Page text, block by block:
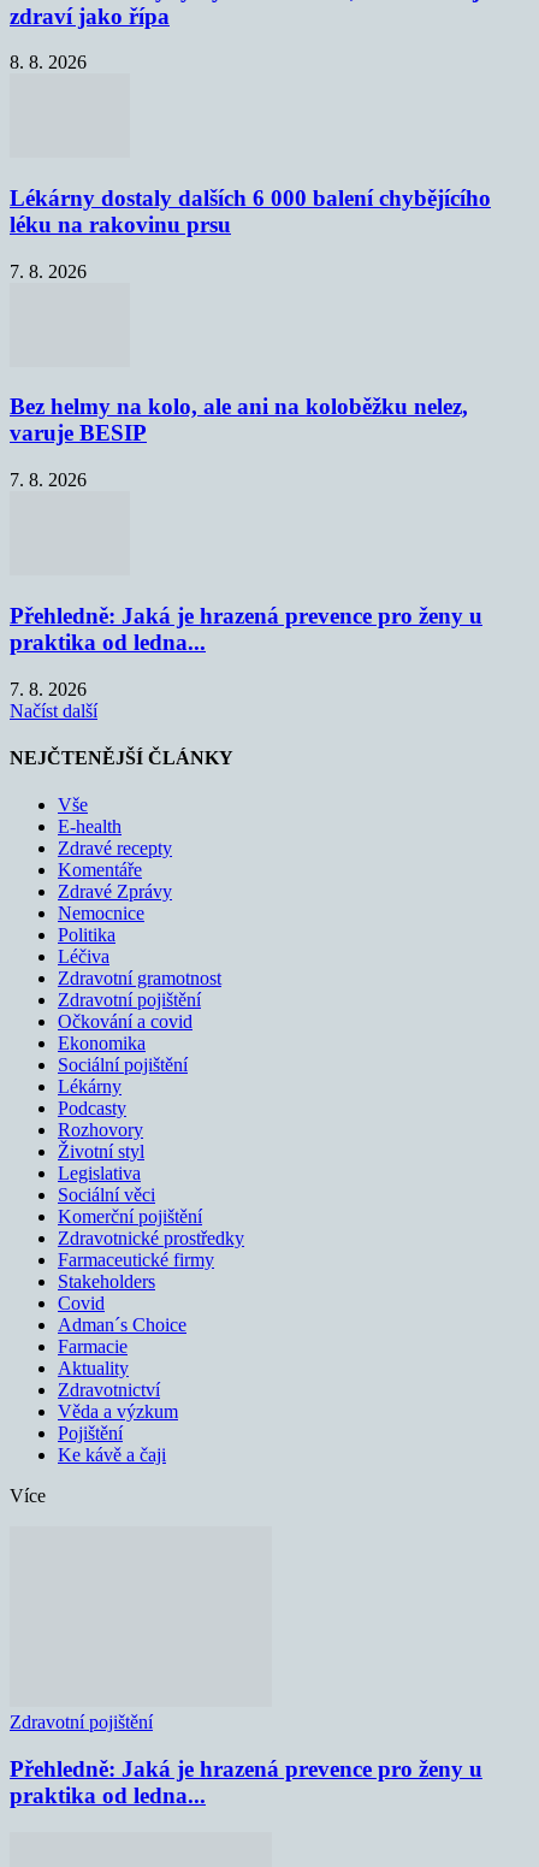
zdraví jako řípa
8. 8. 2026
Lékárny dostaly dalších 6 000 balení chybějícího
léku na rakovinu prsu
7. 8. 2026
Bez helmy na kolo, ale ani na koloběžku nelez,
varuje BESIP
7. 8. 2026
Přehledně: Jaká je hrazená prevence pro ženy u
praktika od ledna...
7. 8. 2026
Načíst další
NEJČTENĚJŠÍ ČLÁNKY
Vše
E-health
Zdravé recepty
Komentáře
Zdravé Zprávy
Nemocnice
Politika
Léčiva
Zdravotní gramotnost
Zdravotní pojištění
Očkování a covid
Ekonomika
Sociální pojištění
Lékárny
Podcasty
Rozhovory
Životní styl
Legislativa
Sociální věci
Komerční pojištění
Zdravotnické prostředky
Farmaceutické firmy
Stakeholders
Covid
Adman´s Choice
Farmacie
Aktuality
Zdravotnictví
Věda a výzkum
Pojištění
Ke kávě a čaji
Více
Zdravotní pojištění
Přehledně: Jaká je hrazená prevence pro ženy u
praktika od ledna...